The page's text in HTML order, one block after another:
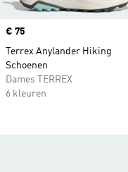
Price
€ 75
Terrex Anylander Hiking
Schoenen
Dames TERREX
6 kleuren